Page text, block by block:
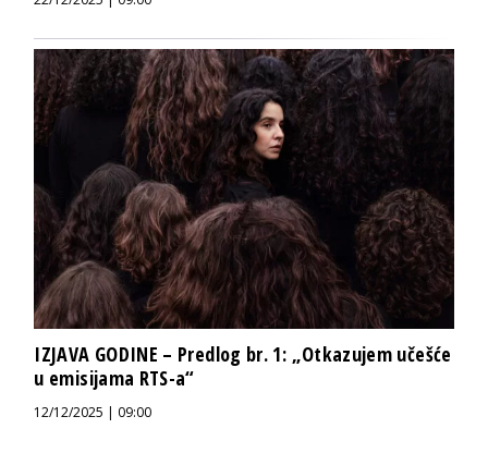
IZJAVA GODINE – Predlog br. 1: „Otkazujem učešće
u emisijama RTS-a“
12/12/2025 | 09:00